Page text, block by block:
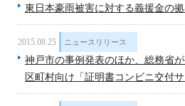
東日本豪雨被害に対する義援金の
2015.08.25 ニュースリリース
神戸市の事例発表のほか、総務省
区町村向け「証明書コンビニ交付